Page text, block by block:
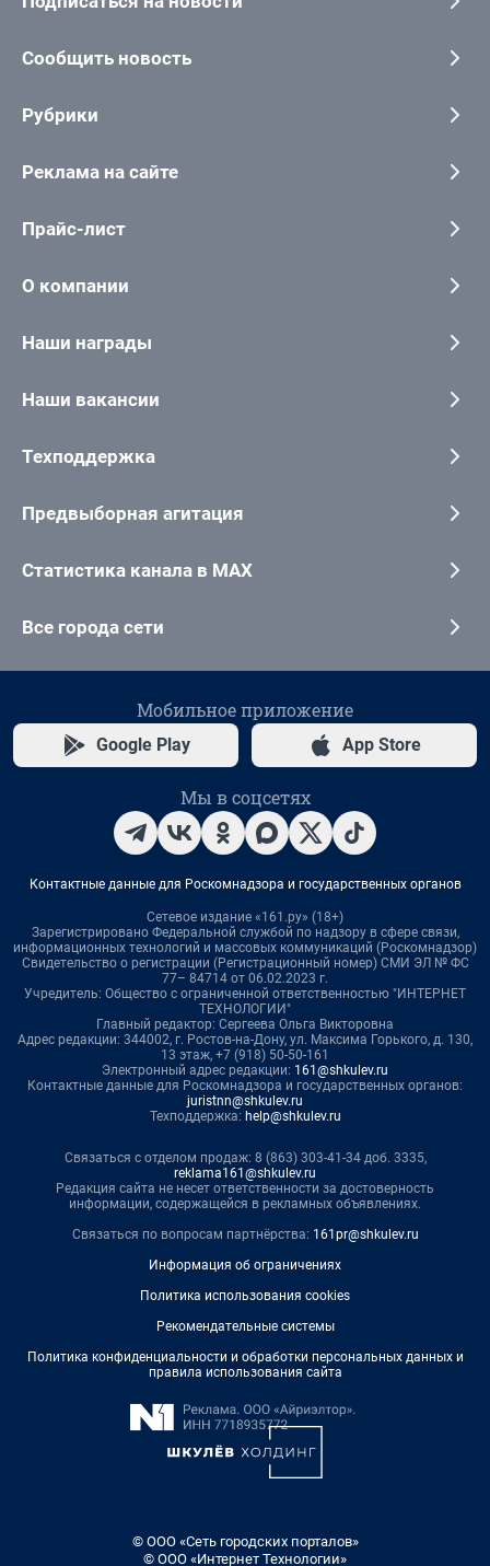
Сообщить новость
Рубрики
Реклама на сайте
Прайс-лист
О компании
Наши награды
Наши вакансии
Техподдержка
Предвыборная агитация
Статистика канала в MAX
Все города сети
Мобильное приложение
Google Play App Store
Мы в соцсетях
Контактные данные для Роскомнадзора и государственных органов
Сетевое издание «161.ру» (18+)
Зарегистрировано Федеральной службой по надзору в сфере связи,
информационных технологий и массовых коммуникаций (Роскомнадзор)
Свидетельство о регистрации (Регистрационный номер) СМИ ЭЛ № ФС
77– 84714 от 06.02.2023 г.
Учредитель: Общество с ограниченной ответственностью "ИНТЕРНЕТ
ТЕХНОЛОГИИ"
Главный редактор: Сергеева Ольга Викторовна
Адрес редакции: 344002, г. Ростов-на-Дону, ул. Максима Горького, д. 130,
13 этаж, +7 (918) 50-50-161
Электронный адрес редакции: 161@shkulev.ru
Контактные данные для Роскомнадзора и государственных органов:
juristnn@shkulev.ru
Техподдержка: help@shkulev.ru
Связаться с отделом продаж: 8 (863) 303-41-34 доб. 3335,
reklama161@shkulev.ru
Редакция сайта не несет ответственности за достоверность
информации, содержащейся в рекламных объявлениях.
Связаться по вопросам партнёрства: 161pr@shkulev.ru
Информация об ограничениях
Политика использования cookies
Рекомендательные системы
Политика конфиденциальности и обработки персональных данных и
правила использования сайта
© ООО «Сеть городских порталов»
© ООО «Интернет Технологии»